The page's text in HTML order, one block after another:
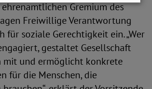
Gremium des
Freiwillige Verantwortung
für soziale Gerechtigkeit ein. „Wer
gestaltet Gesellschaft
mit und ermöglicht konkrete
für die Menschen, die